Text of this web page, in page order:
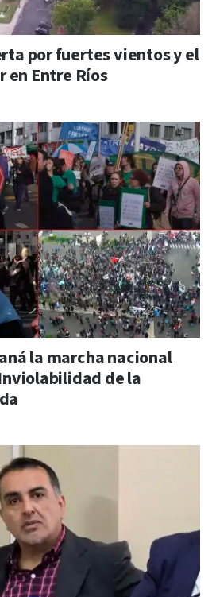
por fuertes vientos y el
en Entre Ríos
la marcha nacional
de la